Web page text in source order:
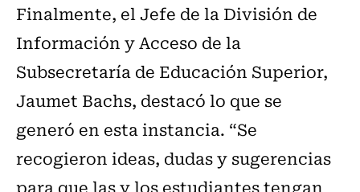
Finalmente, el Jefe de la División de
Información y Acceso de la
Subsecretaría de Educación Superior,
Jaumet Bachs, destacó lo que se
generó en esta instancia. “Se
recogieron ideas, dudas y sugerencias
para que las y los estudiantes tengan